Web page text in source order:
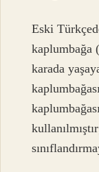
Eski
kaplumbağa
karada